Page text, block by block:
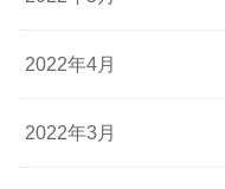
2022年4月
2022年3月